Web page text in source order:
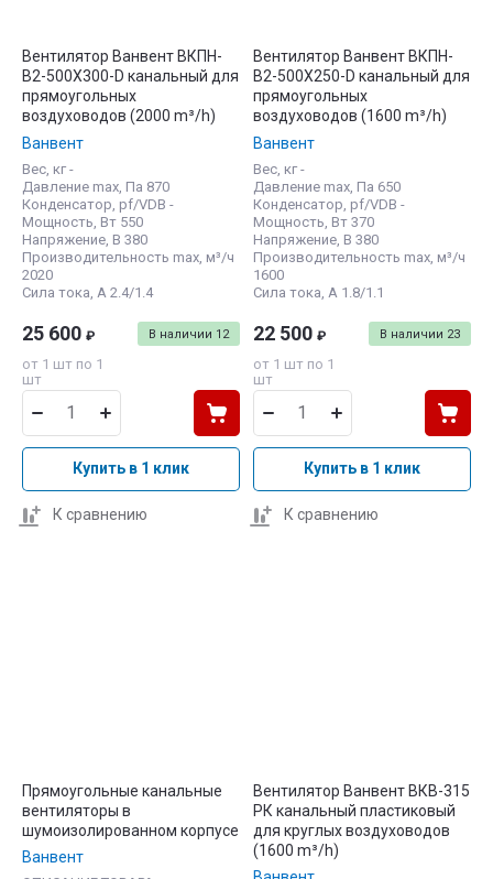
Вентилятор Ванвент ВКПН-
В2-500Х300-D канальный для
прямоугольных
воздуховодов (2000 m³/h)
Ванвент
Вес, кг -
Давление max, Па 870
Конденсатор, pf/VDB -
Мощность, Вт 550
Напряжение, В 380
Производительность max, м³/ч
2020
Сила тока, А 2.4/1.4
В наличии 12
25 600 ₽
от 1 шт по 1
шт
Купить в 1 клик
К сравнению
Вентилятор Ванвент ВКПН-
В2-500Х250-D канальный для
прямоугольных
воздуховодов (1600 m³/h)
Ванвент
Вес, кг -
Давление max, Па 650
Конденсатор, pf/VDB -
Мощность, Вт 370
Напряжение, В 380
Производительность max, м³/ч
1600
Сила тока, А 1.8/1.1
В наличии 23
22 500 ₽
от 1 шт по 1
шт
Купить в 1 клик
К сравнению
Прямоугольные канальные
вентиляторы в
шумоизолированном корпусе
Ванвент
Вентилятор Ванвент ВКВ-315
PК канальный пластиковый
для круглых воздуховодов
(1600 m³/h)